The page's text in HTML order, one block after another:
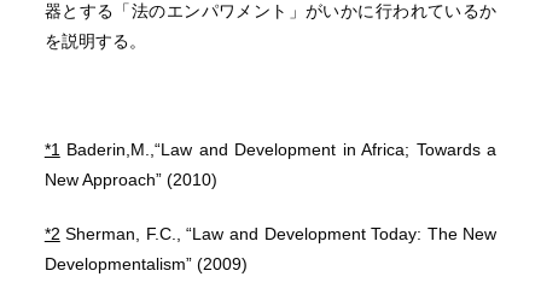
器とする「法のエンパワメント」がいかに行われているか
を説明する。
*1 Baderin,M.,“Law and Development in Africa; Towards a
New Approach” (2010)
*2 Sherman, F.C., “Law and Development Today: The New
Developmentalism” (2009)